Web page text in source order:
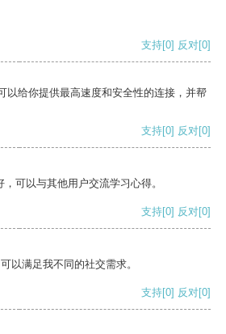
支持[0] 反对[0]
以给你提供最高速度和安全性的连接，并帮
支持[0] 反对[0]
可以与其他用户交流学习心得。
支持[0] 反对[0]
以满足我不同的社交需求。
支持[0] 反对[0]